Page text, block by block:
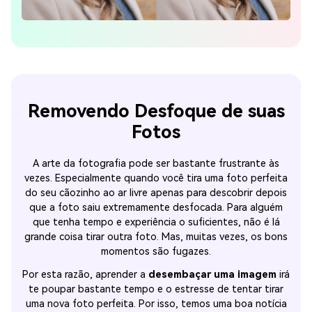
Removendo Desfoque de suas
Fotos
A arte da fotografia pode ser bastante frustrante às
vezes. Especialmente quando você tira uma foto perfeita
do seu cãozinho ao ar livre apenas para descobrir depois
que a foto saiu extremamente desfocada. Para alguém
que tenha tempo e experiência o suficientes, não é lá
grande coisa tirar outra foto. Mas, muitas vezes, os bons
momentos são fugazes.
Por esta razão, aprender a desembaçar uma imagem irá
te poupar bastante tempo e o estresse de tentar tirar
uma nova foto perfeita. Por isso, temos uma boa notícia